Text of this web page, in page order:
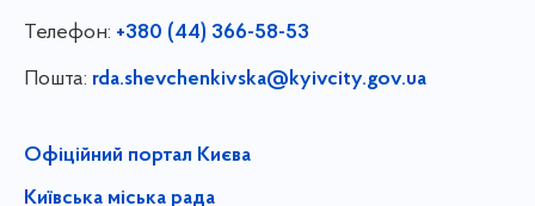
Телефон: +380 (44) 366-58-53
Пошта: rda.shevchenkivska@kyivcity.gov.ua
Офіційний портал Києва
Київська міська рада